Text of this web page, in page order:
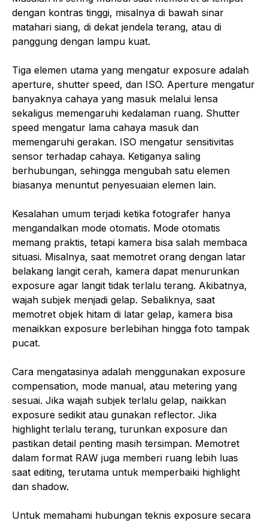
dengan kontras tinggi, misalnya di bawah sinar
matahari siang, di dekat jendela terang, atau di
panggung dengan lampu kuat.
Tiga elemen utama yang mengatur exposure adalah
aperture, shutter speed, dan ISO. Aperture mengatur
banyaknya cahaya yang masuk melalui lensa
sekaligus memengaruhi kedalaman ruang. Shutter
speed mengatur lama cahaya masuk dan
memengaruhi gerakan. ISO mengatur sensitivitas
sensor terhadap cahaya. Ketiganya saling
berhubungan, sehingga mengubah satu elemen
biasanya menuntut penyesuaian elemen lain.
Kesalahan umum terjadi ketika fotografer hanya
mengandalkan mode otomatis. Mode otomatis
memang praktis, tetapi kamera bisa salah membaca
situasi. Misalnya, saat memotret orang dengan latar
belakang langit cerah, kamera dapat menurunkan
exposure agar langit tidak terlalu terang. Akibatnya,
wajah subjek menjadi gelap. Sebaliknya, saat
memotret objek hitam di latar gelap, kamera bisa
menaikkan exposure berlebihan hingga foto tampak
pucat.
Cara mengatasinya adalah menggunakan exposure
compensation, mode manual, atau metering yang
sesuai. Jika wajah subjek terlalu gelap, naikkan
exposure sedikit atau gunakan reflector. Jika
highlight terlalu terang, turunkan exposure dan
pastikan detail penting masih tersimpan. Memotret
dalam format RAW juga memberi ruang lebih luas
saat editing, terutama untuk memperbaiki highlight
dan shadow.
Untuk memahami hubungan teknis exposure secara